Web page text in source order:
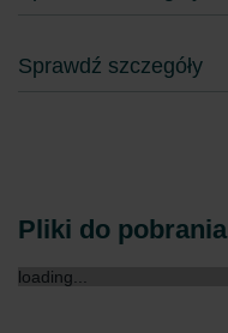
Sprawdź szczegóły
Pliki do pobrania
loading...